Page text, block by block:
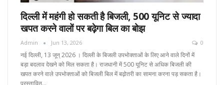
दिल्ली में महंगी हो सकती है बिजली, 500 यूनिट से ज्यादा
खपत करने वालों पर बढ़ेगा बिल का बोझ
Admin Jun 13, 2026 0
नई दिल्ली, 13 जून्‌ 2026 । दिल्ली के बिजली उपभोक्ताओं के लिए आने वाले दिनों में
बड़ा बदलाव देखने को मिल सकता है। राजधानी में 500 यूनिट से अधिक बिजली की
खपत करने वाले उपभोक्ताओं को बिजली बिल में बढ़ोतरी का सामना करना पड़ सकता है।